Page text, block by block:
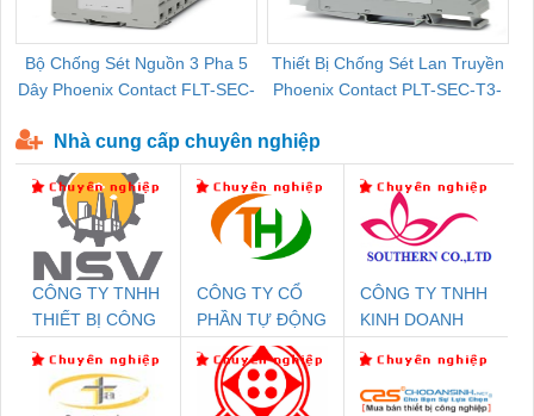
Bộ Chống Sét Nguồn 3 Pha 5
Dây Phoenix Contact FLT-SEC-
Thiết Bị Chống Sét Lan Truyền
Phoenix Contact PLT-SEC-T3-
Nhà cung cấp chuyên nghiệp
CÔNG TY TNHH
THIẾT BỊ CÔNG
SETSUBI VIỆT
NAM
CÔNG TY CỔ
PHẦN TỰ ĐỘNG
TIẾN HƯNG
CÔNG TY TNHH
KINH DOANH
PHƯƠNG NAM